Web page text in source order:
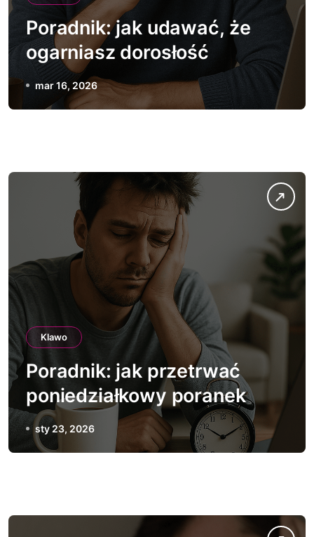
Poradnik: jak udawać, że
ogarniasz dorosłość
mar 16, 2026
Klawo
Poradnik: jak przetrwać
poniedziałkowy poranek
sty 23, 2026